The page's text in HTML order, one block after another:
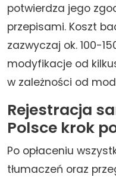
potwierdza jego
przepisami. Koszt
zazwyczaj ok. 100-
modyfikacje od
w zależności od
Rejestracja
Polsce krok
Po opłaceniu
tłumaczeń oraz